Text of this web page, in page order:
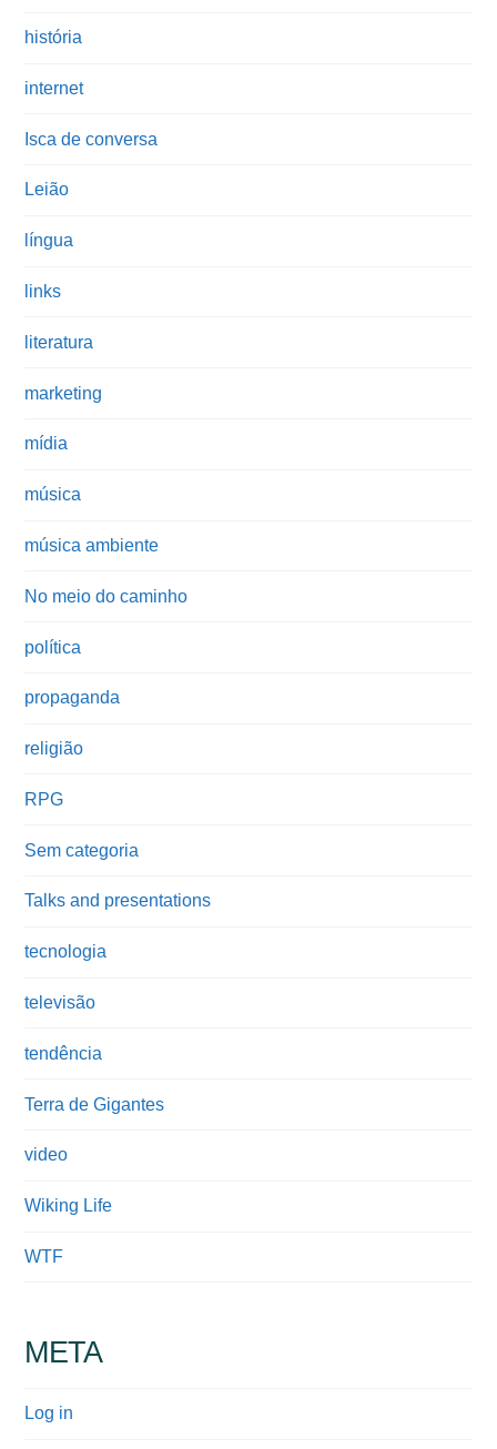
história
internet
Isca de conversa
Leião
língua
links
literatura
marketing
mídia
música
música ambiente
No meio do caminho
política
propaganda
religião
RPG
Sem categoria
Talks and presentations
tecnologia
televisão
tendência
Terra de Gigantes
video
Wiking Life
WTF
META
Log in